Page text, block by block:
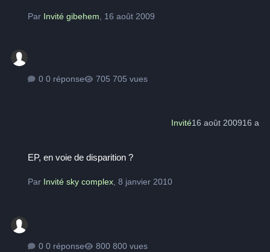
Par Invité gibehem 16 août 2009
0 réponse 705 vues
Invité16 août 200916 a
EP, en voie de disparition ?
Par Invité sky complex ,8 janvier 2010
0 réponse 800 vues